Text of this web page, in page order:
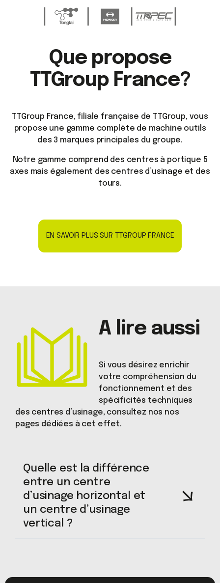
Que propose
TTGroup France?
TTGroup France, filiale française de TTGroup, vous
propose une gamme complète de machine outils
des 3 marques principales du groupe.
Notre gamme comprend des centres à portique 5
axes mais également des centres d’usinage et des
tours.
EN SAVOIR PLUS SUR TTGROUP FRANCE
A lire aussi
Si vous désirez enrichir
votre compréhension du
fonctionnement et des
spécificités techniques
des centres d’usinage, consultez nos nos
pages dédiées à cet effet.
Quelle est la différence
entre un centre
d’usinage horizontal et
un centre d’usinage
vertical ?